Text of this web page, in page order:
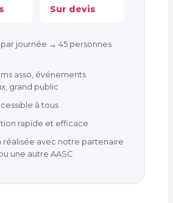
Sur devis
par journée → 45 personnes
asso, événements
grand public
à tous
rapide et efficace
réalisée avec notre partenaire
une autre AASC